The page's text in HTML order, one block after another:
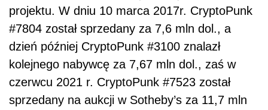
projektu. W dniu 10 marca 2017r. CryptoPunk
#7804 został sprzedany za 7,6 mln dol., a
dzień później CryptoPunk #3100 znalazł
kolejnego nabywcę za 7,67 mln dol., zaś w
czerwcu 2021 r. CryptoPunk #7523 został
sprzedany na aukcji w Sotheby’s za 11,7 mln